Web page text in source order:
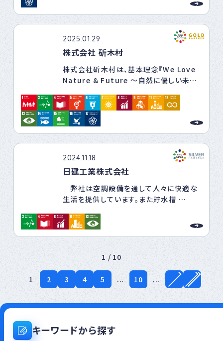
2025.01.29
株式会社 斫木村
株式会社斫木村は、基本理念『We Love
Nature & Future ～自然に優しい未来
建設業及び産業廃棄物収集運搬業、処分
業が自然環境に及ぼす影響・負荷を認識
し、
それらの低減と環境保全につながる環境
経営システムの構築・運用・維持に取り組
み、
循環型社会の構築に貢献します。
2024.11.18
日建工業株式会社
弊社は空調設備を通して人々に快適な
生活を提供しています。また貯水槽
います。そのための技術・技能・
知識の向上を目的に社員教育の充実を図
また、災害時には俊敏に人々の生活維持
備えています。このような活動等は弊社単
独では不可能な側面もあり協力
ーシップを築いています。
1 / 10
1 2 3 4 5 ... 10 ...
キーワードから探す